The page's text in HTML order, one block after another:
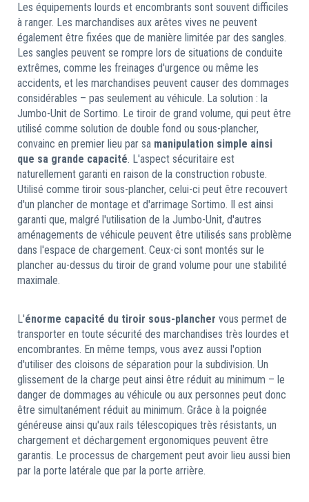
Les équipements lourds et encombrants sont souvent difficiles
à ranger. Les marchandises aux arêtes vives ne peuvent
également être fixées que de manière limitée par des sangles.
Les sangles peuvent se rompre lors de situations de conduite
extrêmes, comme les freinages d'urgence ou même les
accidents, et les marchandises peuvent causer des dommages
considérables – pas seulement au véhicule. La solution : la
Jumbo-Unit de Sortimo. Le tiroir de grand volume, qui peut être
utilisé comme solution de double fond ou sous-plancher,
convainc en premier lieu par sa manipulation simple ainsi
que sa grande capacité. L'aspect sécuritaire est
naturellement garanti en raison de la construction robuste.
Utilisé comme tiroir sous-plancher, celui-ci peut être recouvert
d'un plancher de montage et d'arrimage Sortimo. Il est ainsi
garanti que, malgré l'utilisation de la Jumbo-Unit, d'autres
aménagements de véhicule peuvent être utilisés sans problème
dans l'espace de chargement. Ceux-ci sont montés sur le
plancher au-dessus du tiroir de grand volume pour une stabilité
maximale.
L'énorme capacité du tiroir sous-plancher vous permet de
transporter en toute sécurité des marchandises très lourdes et
encombrantes. En même temps, vous avez aussi l'option
d'utiliser des cloisons de séparation pour la subdivision. Un
glissement de la charge peut ainsi être réduit au minimum – le
danger de dommages au véhicule ou aux personnes peut donc
être simultanément réduit au minimum. Grâce à la poignée
généreuse ainsi qu'aux rails télescopiques très résistants, un
chargement et déchargement ergonomiques peuvent être
garantis. Le processus de chargement peut avoir lieu aussi bien
par la porte latérale que par la porte arrière.